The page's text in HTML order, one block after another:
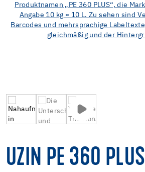
UZIN PE 360 PLUS